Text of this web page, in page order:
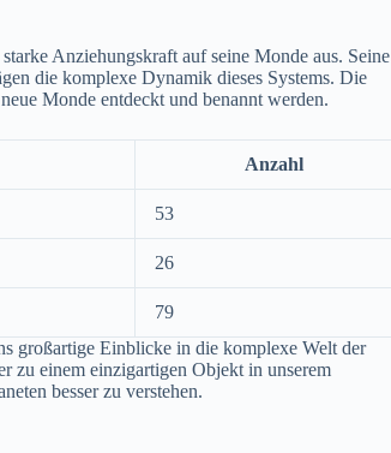
Anziehungskraft auf seine Monde aus. Seine
die komplexe Dynamik dieses Systems. Die
Monde entdeckt und benannt werden.
Anzahl
53
26
79
großartige Einblicke in die komplexe Welt der
zu einem einzigartigen Objekt in unserem
besser zu verstehen.